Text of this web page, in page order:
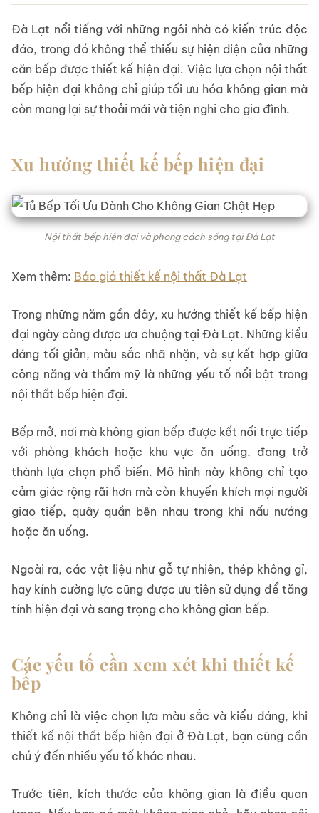
Đà Lạt nổi tiếng với những ngôi nhà có kiến trúc độc
đáo, trong đó không thể thiếu sự hiện diện của những
căn bếp được thiết kế hiện đại. Việc lựa chọn nội thất
bếp hiện đại không chỉ giúp tối ưu hóa không gian mà
còn mang lại sự thoải mái và tiện nghi cho gia đình.
Xu hướng thiết kế bếp hiện đại
Nội thất bếp hiện đại và phong cách sống tại Đà Lạt
Xem thêm: Báo giá thiết kế nội thất Đà Lạt
Trong những năm gần đây, xu hướng thiết kế bếp hiện
đại ngày càng được ưa chuộng tại Đà Lạt. Những kiểu
dáng tối giản, màu sắc nhã nhặn, và sự kết hợp giữa
công năng và thẩm mỹ là những yếu tố nổi bật trong
nội thất bếp hiện đại.
Bếp mở, nơi mà không gian bếp được kết nối trực tiếp
với phòng khách hoặc khu vực ăn uống, đang trở
thành lựa chọn phổ biến. Mô hình này không chỉ tạo
cảm giác rộng rãi hơn mà còn khuyến khích mọi người
giao tiếp, quây quần bên nhau trong khi nấu nướng
hoặc ăn uống.
Ngoài ra, các vật liệu như gỗ tự nhiên, thép không gỉ,
hay kính cường lực cũng được ưu tiên sử dụng để tăng
tính hiện đại và sang trọng cho không gian bếp.
Các yếu tố cần xem xét khi thiết kế
bếp
Không chỉ là việc chọn lựa màu sắc và kiểu dáng, khi
thiết kế nội thất bếp hiện đại ở Đà Lạt, bạn cũng cần
chú ý đến nhiều yếu tố khác nhau.
Trước tiên, kích thước của không gian là điều quan